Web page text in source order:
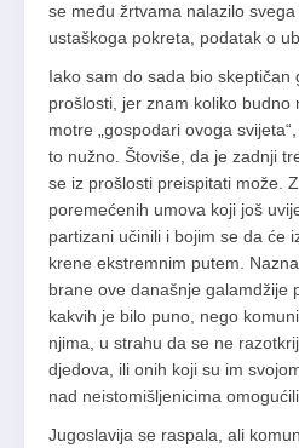
se među žrtvama nalazilo
ustaškoga pokreta, podatak o
Iako sam do sada bio skeptičan
prošlosti, jer znam koliko budno
motre „gospodari ovoga
to nužno. Štoviše, da je zadnji
se iz prošlosti preispitati može.
poremećenih umova koji još
partizani učinili i bojim se da će
krene ekstremnim putem.
brane ove današnje galamdžije
kakvih je bilo puno, nego
njima, u strahu da se ne
djedova, ili onih koji su im
nad neistomišljenicima
Jugoslavija se raspala, ali